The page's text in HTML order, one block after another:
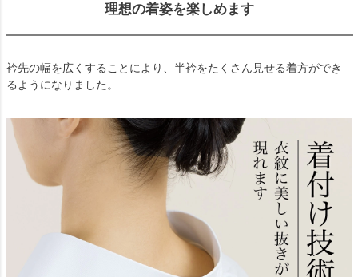
理想の着姿を楽しめます
衿先の幅を広くすることにより、半衿をたくさん見せる着方ができ
るようになりました。